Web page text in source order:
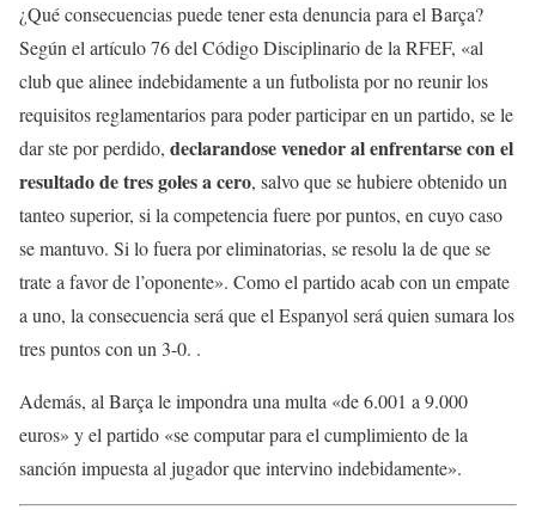
¿Qué consecuencias puede tener esta denuncia para el Barça?
Según el artículo 76 del Código Disciplinario de la RFEF, «al
club que alinee indebidamente a un futbolista por no reunir los
requisitos reglamentarios para poder participar en un partido, se le
dar ste por perdido, declarandose venedor al enfrentarse con el
resultado de tres goles a cero, salvo que se hubiere obtenido un
tanteo superior, si la competencia fuere por puntos, en cuyo caso
se mantuvo. Si lo fuera por eliminatorias, se resolu la de que se
trate a favor de l’oponente». Como el partido acab con un empate
a uno, la consecuencia será que el Espanyol será quien sumara los
tres puntos con un 3-0. .
Además, al Barça le impondra una multa «de 6.001 a 9.000
euros» y el partido «se computar para el cumplimiento de la
sanción impuesta al jugador que intervino indebidamente».